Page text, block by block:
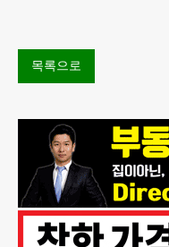
목록으로